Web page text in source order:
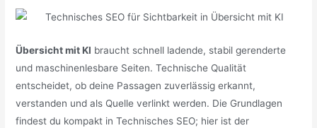
Übersicht mit KI braucht schnell ladende, stabil gerenderte
und maschinenlesbare Seiten. Technische Qualität
entscheidet, ob deine Passagen zuverlässig erkannt,
verstanden und als Quelle verlinkt werden. Die Grundlagen
findest du kompakt in Technisches SEO; hier ist der